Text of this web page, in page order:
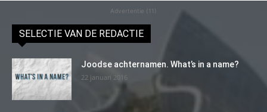
Advertentie (11)
SELECTIE VAN DE REDACTIE
Joodse achternamen. What’s in a name?
22 januari 2016